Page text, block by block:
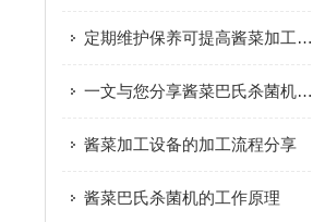
定期维护保养可提高酱菜加工设备的生产效率
一文与您分享酱菜巴氏杀菌机的结构组成
酱菜加工设备的加工流程分享
酱菜巴氏杀菌机的工作原理